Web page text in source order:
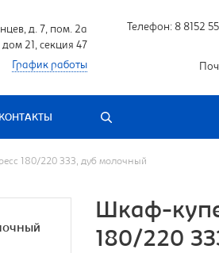
д. 7, пом. 2а
21, секция 47
График работы
Телефон: 8 8152
КОНТАКТЫ
180/220 ЗЗЗ, дуб молочный
Шкаф-
180/220